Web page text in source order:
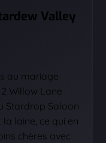
Valley
au mariage
Willow Lane
Stardrop Saloon
laine, ce qui en
chères avec